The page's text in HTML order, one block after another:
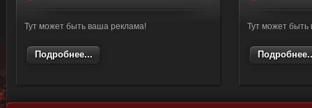
Тут может быть ваша реклама!
Подробнее...
Тут может